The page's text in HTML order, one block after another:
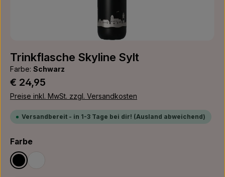
Trinkflasche Skyline Sylt
Farbe: Schwarz
Regulärer Preis:
€ 24,95
Preise inkl. MwSt. zzgl. Versandkosten
Versandbereit - in 1-3 Tage bei dir! (Ausland abweichend)
Farbeauswählen
Schwarz